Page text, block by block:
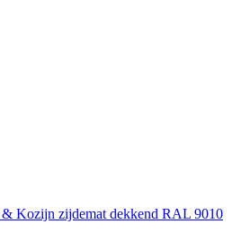
& Kozijn zijdemat dekkend RAL 9010